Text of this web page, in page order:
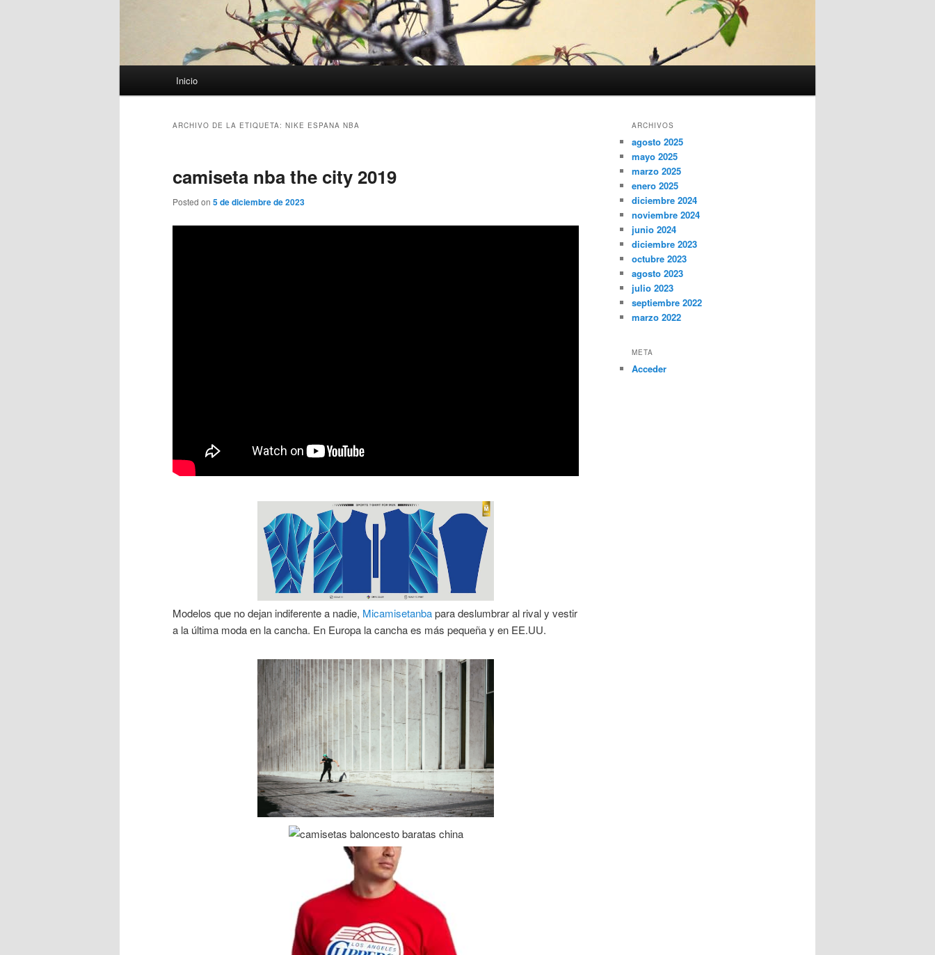
Inicio
ARCHIVO DE LA ETIQUETA: NIKE ESPANA NBA
camiseta nba the city 2019
Posted on 5 de diciembre de 2023
Modelos que no dejan indiferente a nadie, Micamisetanbapara deslumbrar al rival y vestir
a la última moda en la cancha. En Europa la cancha es más pequeña y en EE.UU.
ARCHIVOS
agosto 2025
mayo 2025
marzo 2025
enero 2025
diciembre 2024
noviembre 2024
junio 2024
diciembre 2023
octubre 2023
agosto 2023
julio 2023
septiembre 2022
marzo 2022
META
Acceder